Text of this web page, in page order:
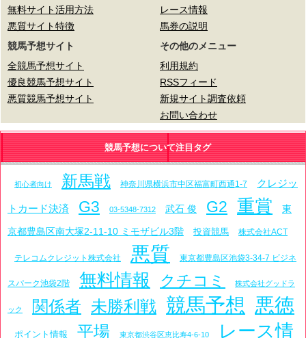
無料サイト活用方法
悪質サイト特徴
レース情報
馬券の説明
競馬予想サイト
全競馬予想サイト
優良競馬予想サイト
悪質競馬予想サイト
その他のメニュー
利用規約
RSSフィード
新規サイト調査依頼
お問い合わせ
競馬予想について注目タグ
初心者向け 新馬戦 神奈川県横浜市中区福富町西通1-7 クレジッ
トカード決済 G3 03-5348-7312 武石 俊 G2 重賞 東
京都豊島区南大塚2-11-10 ミモザビル3階 投資競馬 株式会社ACT
テレコムクレジット株式会社 悪質 東京都豊島区池袋3-34-7 ビジネ
スパーク池袋2階 無料情報 クチコミ 株式会社グッドラ
ック 関係者 未勝利戦 競馬予想 悪徳
ポイント情報 平場 東京都渋谷区恵比寿4-6-10 レース情